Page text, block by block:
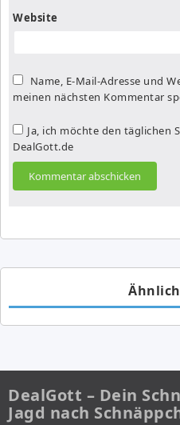
Website
Name, E-Mail-Adresse und
meinen nächsten Kommentar
Ja, ich möchte den täglichen
DealGott.de
DealGott – Dein
Jagd nach